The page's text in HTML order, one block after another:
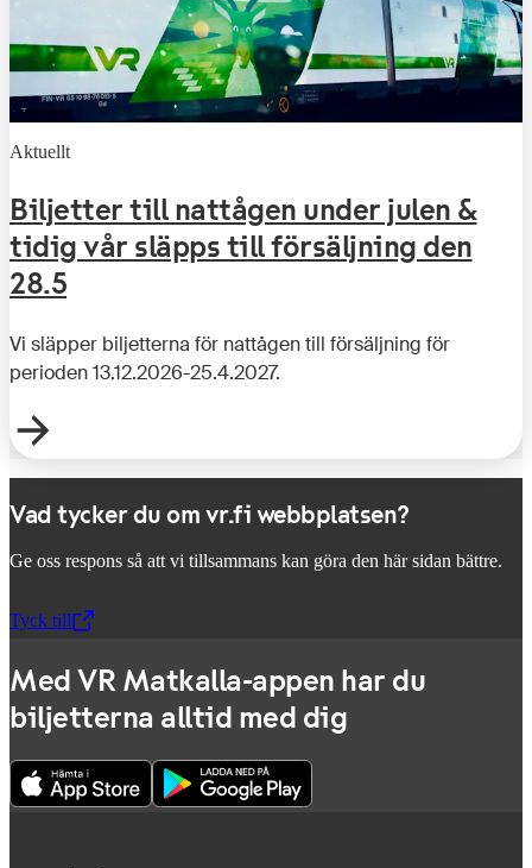
Aktuellt
Biljetter till nattågen under julen &
tidig vår släpps till försäljning den
28.5
Vi släpper biljetterna för nattågen till försäljning för
perioden 13.12.2026-25.4.2027.
Vad tycker du om vr.fi webbplatsen?
Ge oss respons så att vi tillsammans kan göra den här sidan bättre.
Tyck till
,Öppnas i en ny flik
Med VR Matkalla-appen har du
biljetterna alltid med dig